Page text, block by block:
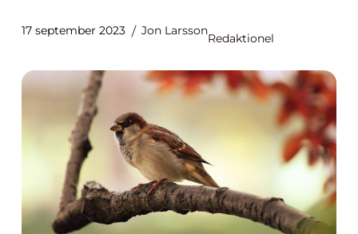
17 september 2023 Jon Larsson
Redaktionel